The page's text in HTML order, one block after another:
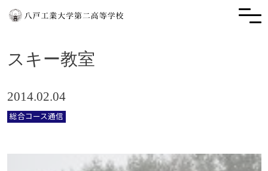
スキー教室
2014.02.04
総合コース通信